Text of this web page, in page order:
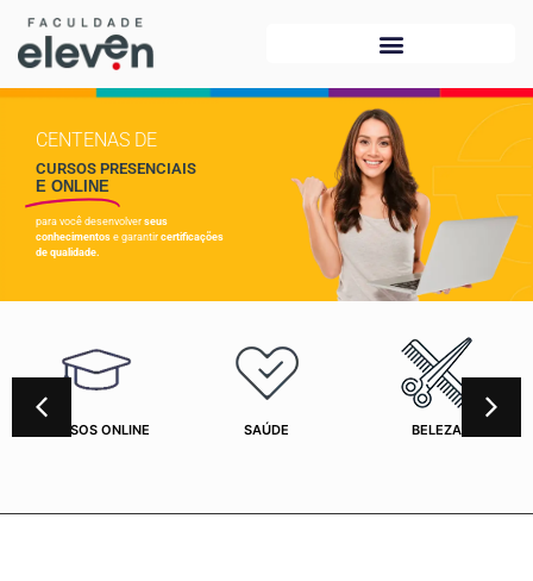
CENTENAS DE
CURSOS PRESENCIAIS
E ONLINE
para você desenvolver seus
conhecimentos e garantir certificações
de qualidade.
CURSOS ONLINE SAÚDE BELEZA